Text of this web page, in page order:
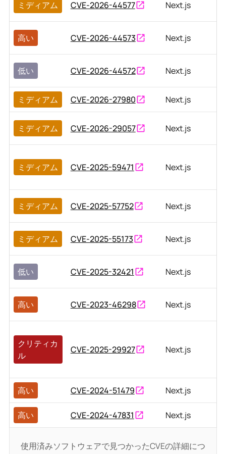
ミディアム CVE-2026-44577 Next.js
高い CVE-2026-44573 Next.js
低い CVE-2026-44572 Next.js
ミディアム CVE-2026-27980 Next.js
ミディアム CVE-2026-29057 Next.js
ミディアム CVE-2025-59471 Next.js
ミディアム CVE-2025-57752 Next.js
ミディアム CVE-2025-55173 Next.js
低い CVE-2025-32421 Next.js
高い CVE-2023-46298 Next.js
クリティカ
ル
CVE-2025-29927 Next.js
高い CVE-2024-51479 Next.js
高い CVE-2024-47831 Next.js
使用済みソフトウェアで見つかったCVEの詳細につ